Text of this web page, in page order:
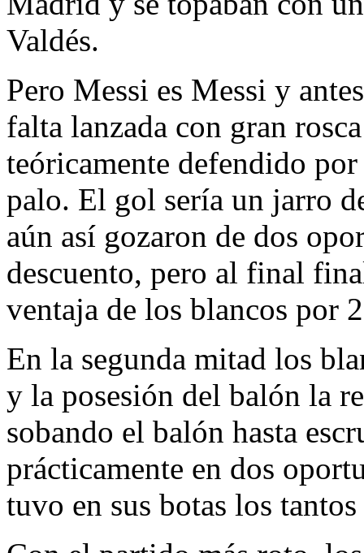
Valdés.
Pero Messi es Messi y
falta lanzada con gran
teóricamente defendido
palo. El gol sería un jarro
aún así gozaron de dos
descuento, pero al final
ventaja de los blancos por
En la segunda mitad los
y la posesión del balón la
sobando el balón hasta
prácticamente en dos
tuvo en sus botas los